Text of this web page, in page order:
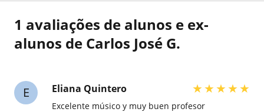
1 avaliações de alunos e ex-
alunos de Carlos José G.
E Eliana Quintero ★★★★★
Excelente músico y muy buen profesor